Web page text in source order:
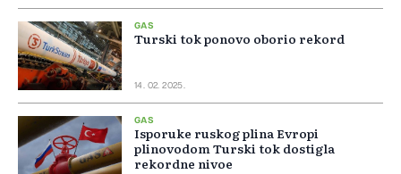
GAS
Turski tok ponovo oborio rekord
14. 02. 2025.
GAS
Isporuke ruskog plina Evropi
plinovodom Turski tok dostigla
rekordne nivoe